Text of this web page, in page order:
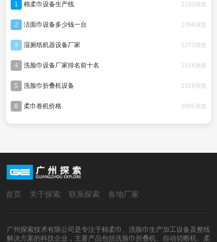
1 棉柔巾设备生产线 1310浏览
2 洁面巾设备多少钱一台 1764浏览
3 湿厕纸机器设备厂家 1273浏览
4 洗脸巾设备厂家排名前十名 1514浏览
5 洗脸巾折叠机设备 1319浏览
6 柔巾卷机价格 1006浏览
首页 关于探索 联系探索 各地厂家
广州探索技术有限公司是专注于棉柔巾、洗脸巾生产加工设备及整线
解决方案的科技企业，主要产品包括洗脸巾折叠机、自动切断机、柔